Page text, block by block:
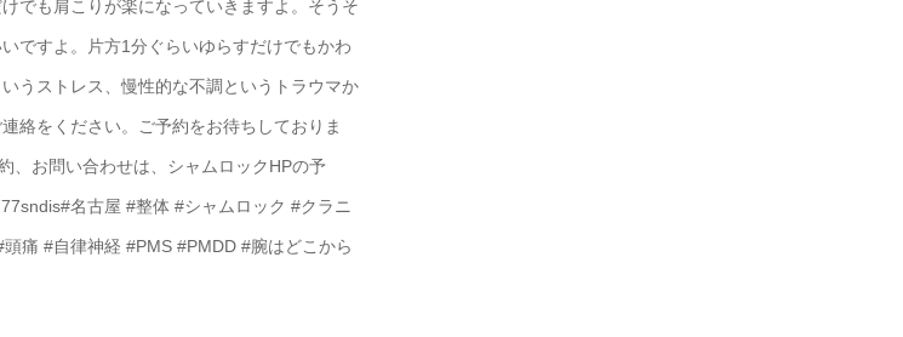
でも肩こりが楽になっていきますよ。 そうそ
ですよ。 片方1分ぐらいゆらすだけでもかわ
うストレス、慢性的な不調というトラウマか
絡をください。 ご予約をお待ちしておりま
、お問い合わせは、 シャムロックHPの予
#名古屋 #整体 #シャムロック #クラニ
痛 #自律神経 #PMS #PMDD #腕はどこから